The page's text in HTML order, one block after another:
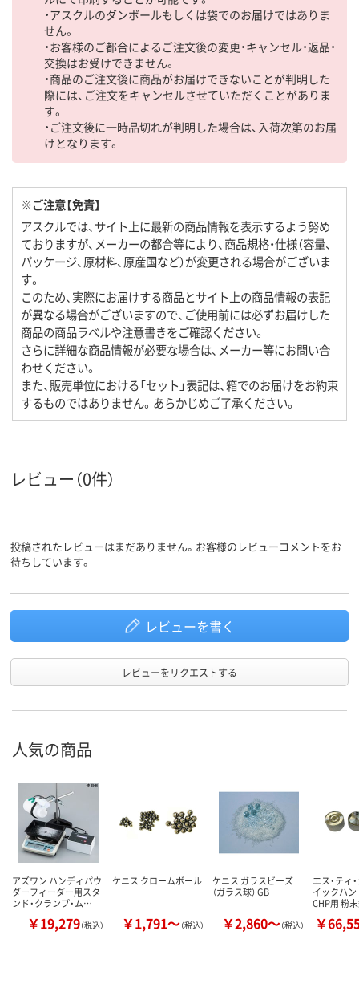
・アスクルのダンボールもしくは袋でのお届けではありま
せん。
・お客様のご都合によるご注文後の変更・キャンセル・返品・
交換はお受けできません。
・商品のご注文後に商品がお届けできないことが判明した
際には、ご注文をキャンセルさせていただくことがありま
す。
・ご注文後に一時品切れが判明した場合は、入荷次第のお届
けとなります。
※ご注意【免責】
アスクルでは、サイト上に最新の商品情報を表示するよう努め
ておりますが、メーカーの都合等により、商品規格・仕様（容量、
パッケージ、原材料、原産国など）が変更される場合がございま
す。
このため、実際にお届けする商品とサイト上の商品情報の表記
が異なる場合がございますので、ご使用前には必ずお届けした
商品の商品ラベルや注意書きをご確認ください。
さらに詳細な商品情報が必要な場合は、メーカー等にお問い合
わせください。
また、販売単位における「セット」表記は、箱でのお届けをお約束
するものではありません。あらかじめご了承ください。
レビュー（0件）
投稿されたレビューはまだありません。お客様のレビューコメントをお
待ちしています。
レビューを書く
レビューをリクエストする
人気の商品
アズワン ハンディパウ
ダーフィーダー用スタ
ンド・クランプ・ム…
￥19,279（税込）
ケニス クロームボール
￥1,791～（税込）
ケニス ガラスビーズ
（ガラス球） GB
￥2,860～（税込）
エス・ティ
イックハ
CHP用 粉
￥